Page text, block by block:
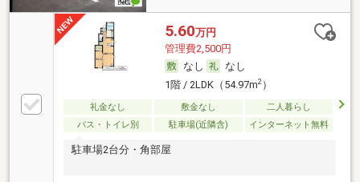
5.60万円
管理費2,500円
なし
なし
1階 / 2LDK（54.97m2）
礼金なし 敷金なし
二人暮らし
バス・トイレ別
駐車場(近隣含) インターネット無料
駐車場2台分・角部屋